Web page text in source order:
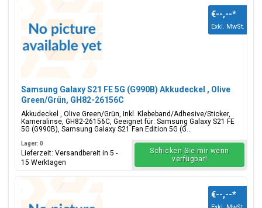
Samsung Galaxy S21 FE 5G (G990B) Akkudeckel , Olive
Green/Grün, GH82-26156C
Akkudeckel , Olive Green/Grün, Inkl. Klebeband/Adhesive/Sticker,
Kameralinse, GH82-26156C, Geeignet für: Samsung Galaxy S21 FE
5G (G990B), Samsung Galaxy S21 Fan Edition 5G (G...
€--,--*
Exkl. MwSt.
Lager: 0
Lieferzeit: Versandbereit in 5 -
15 Werktagen
Schicken Sie mir wenn
verfügbar!
€--,--*